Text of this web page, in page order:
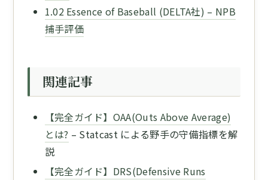
1.02 Essence of Baseball (DELTA社) – NPB
捕手評価
関連記事
【完全ガイド】OAA(Outs Above Average)
とは? – Statcast による野手の守備指標を解
説
【完全ガイド】DRS(Defensive Runs